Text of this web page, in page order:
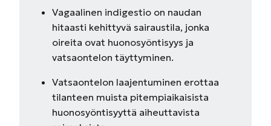
Vagaalinen indigestio on naudan
hitaasti kehittyvä sairaustila, jonka
oireita ovat huonosyöntisyys ja
vatsaontelon täyttyminen.
Vatsaontelon laajentuminen erottaa
tilanteen muista pitempiaikaisista
huonosyöntisyyttä aiheuttavista